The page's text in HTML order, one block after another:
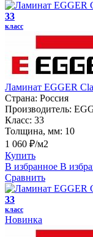
33
класс
Ламинат EGGER
Страна: Россия
Производитель:
Класс: 33
Толщина, мм: 10
1 060 ₽/м2
Купить
В избранное В
Сравнить
33
класс
Новинка